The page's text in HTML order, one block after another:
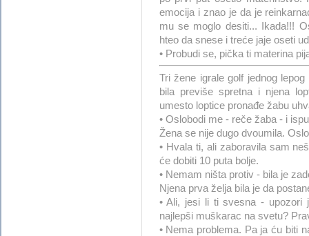
emocija i znao je da je
mu se moglo desiti... Ikada!!!
hteo da snese i treće jaje oseti
• Probudi se, pička ti materina
Tri žene igrale golf jednog
bila previše spretna i njena
umesto loptice pronađe žabu
• Oslobodi me - reče žaba - i
Žena se nije dugo dvoumila.
• Hvala ti, ali zaboravila sam
će dobiti 10 puta bolje.
• Nemam ništa protiv - bila je
Njena prva želja bila je da
• Ali, jesi li ti svesna -
najlepši muškarac na svetu?
• Nema problema. Pa ja ću biti